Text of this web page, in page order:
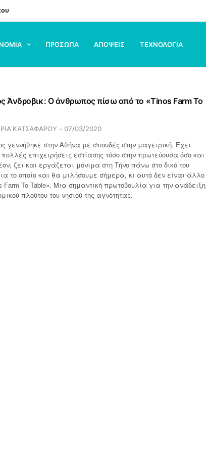
ΠΡΟΣΩΠΑ ΑΠΟΨΕΙΣ ΤΕΧΝΟΛΟΓΙΑ
Άνδροβικ: Ο άνθρωπος πίσω από το «Tinos Farm To
ΚΑΤΣΑΦΑΡΟΥ 07/03/2020
γεννήθηκε στην Αθήνα με σπουδές στην μαγειρική. Έχει
επιχειρήσεις εστίασης τόσο στην πρωτεύουσα όσο και
ζει και εργάζεται μόνιμα στη Τήνο πάνω στο δικό του
το οποίο και θα μιλήσουμε σήμερα, κι αυτό δεν είναι άλλο
Farm To Table». Μια σημαντική πρωτοβουλία για την ανάδειξη
πλούτου του νησιού της αγνότητας.